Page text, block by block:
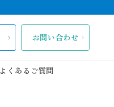
お問い合わせ
よくあるご質問